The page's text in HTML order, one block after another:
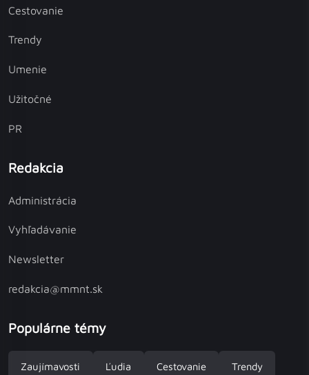
Cestovanie
Trendy
Umenie
Užitočné
PR
Redakcia
Administrácia
Vyhľadávanie
Newsletter
redakcia@mmnt.sk
Populárne témy
Zaujímavosti Ľudia Cestovanie Trendy